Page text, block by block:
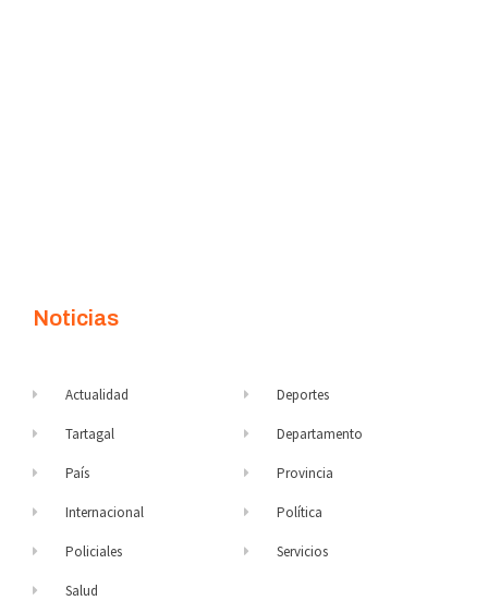
Noticias
Actualidad
Tartagal
País
Internacional
Policiales
Salud
Deportes
Departamento
Provincia
Política
Servicios